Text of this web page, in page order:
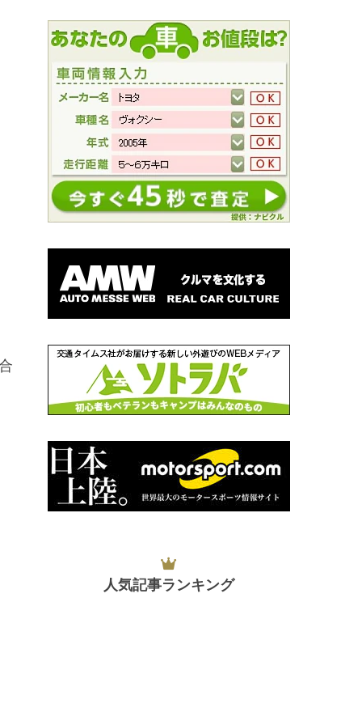
人気記事ランキング